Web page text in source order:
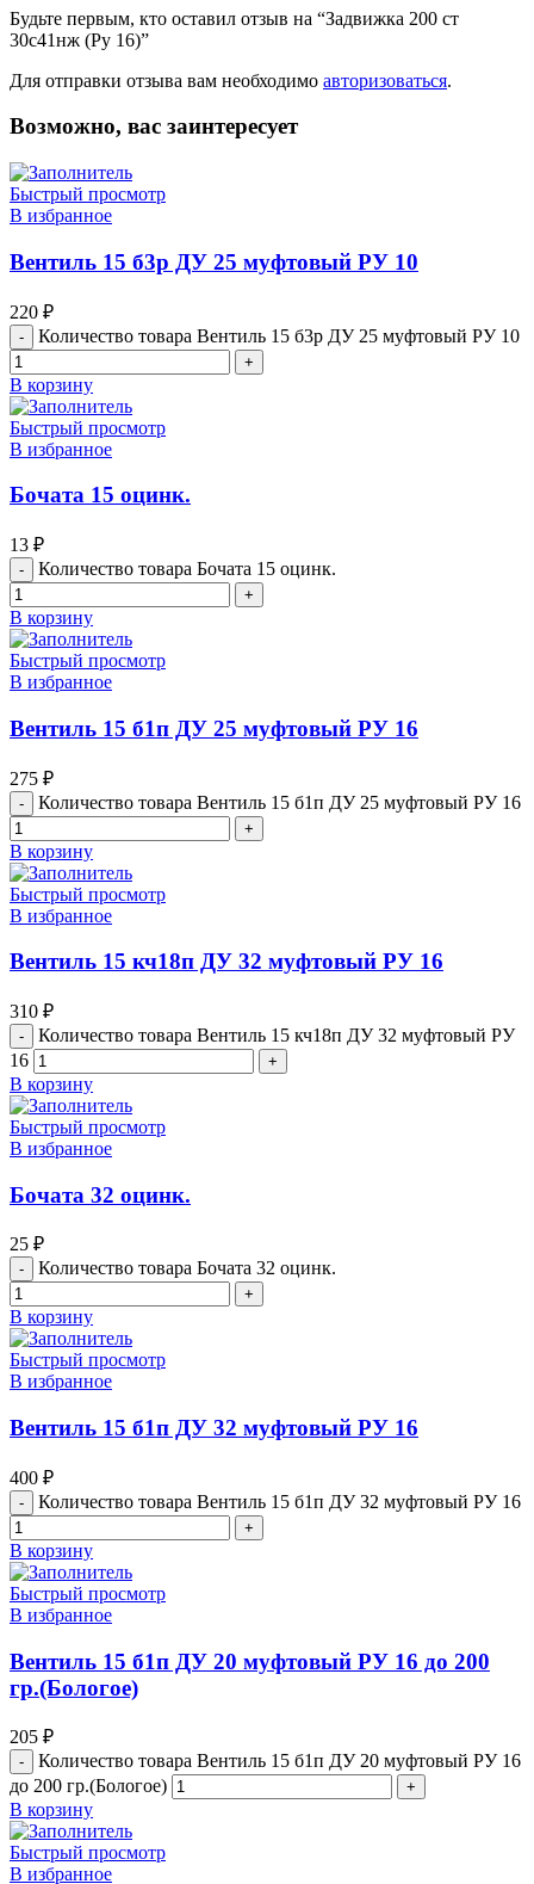
Будьте первым, кто оставил отзыв на “Задвижка 200 ст
30с41нж (Ру 16)”
Для отправки отзыва вам необходимо авторизоваться.
Возможно, вас заинтересует
Быстрый просмотр
В избранное
Вентиль 15 б3р ДУ 25 муфтовый РУ 10
220 ₽
Количество товара Вентиль 15 б3р ДУ 25 муфтовый РУ 10
В корзину
Быстрый просмотр
В избранное
Бочата 15 оцинк.
13 ₽
Количество товара Бочата 15 оцинк.
В корзину
Быстрый просмотр
В избранное
Вентиль 15 б1п ДУ 25 муфтовый РУ 16
275 ₽
Количество товара Вентиль 15 б1п ДУ 25 муфтовый РУ 16
В корзину
Быстрый просмотр
В избранное
Вентиль 15 кч18п ДУ 32 муфтовый РУ 16
310 ₽
Количество товара Вентиль 15 кч18п ДУ 32 муфтовый РУ
16
В корзину
Быстрый просмотр
В избранное
Бочата 32 оцинк.
25 ₽
Количество товара Бочата 32 оцинк.
В корзину
Быстрый просмотр
В избранное
Вентиль 15 б1п ДУ 32 муфтовый РУ 16
400 ₽
Количество товара Вентиль 15 б1п ДУ 32 муфтовый РУ 16
В корзину
Быстрый просмотр
В избранное
Вентиль 15 б1п ДУ 20 муфтовый РУ 16 до 200
гр.(Бологое)
205 ₽
Количество товара Вентиль 15 б1п ДУ 20 муфтовый РУ 16
до 200 гр.(Бологое)
В корзину
Быстрый просмотр
В избранное